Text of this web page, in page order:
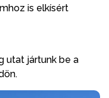
is elkísért
utat jártunk be a